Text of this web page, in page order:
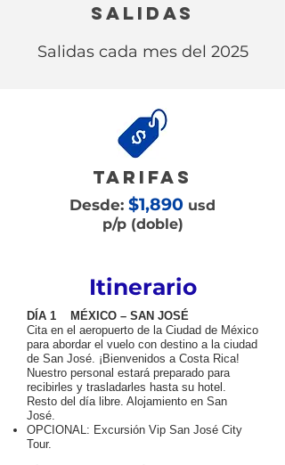
salidas
Salidas cada mes del 2025
tarifas
Desde: $1,890 usd
p/p (doble)
Itinerario
DÍA 1 MÉXICO – SAN JOSÉ
Cita en el aeropuerto de la Ciudad de México
para abordar el vuelo con destino a la ciudad
de San José. ¡Bienvenidos a Costa Rica!
Nuestro personal estará preparado para
recibirles y trasladarles hasta su hotel.
Resto del día libre. Alojamiento en San
José.
OPCIONAL: Excursión Vip San José City
Tour.